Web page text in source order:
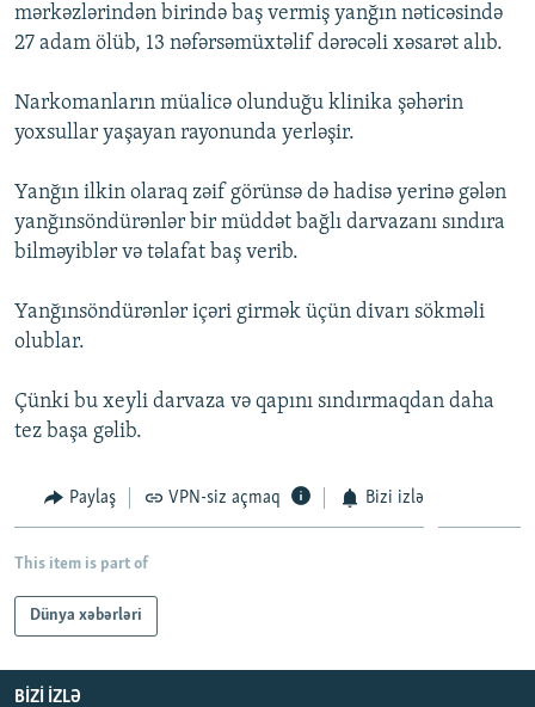
ARAŞDIRMA
VIDEO
İNFOQRAFIKA
KARIKATURA
RADIO ARXIV
AZƏRBAYCAN ƏDƏBIYYATI KITABXANASI
İSLAM VƏ DEMOKRATIYA
HAQQIMIZDA
MISSIYAMIZ
PEŞƏ ETIKASI VƏ JURNALISTIKA STANDARTLARIMIZ
AZADLIQRADIOSU MOBIL TELEFONUNUZDA
XƏBƏR BÜLLETENLƏRIMIZ
BIZI IZLƏ
RFE/RL-in bütün saytları
mərkəzlərindən birində baş vermiş yanğın nəticəsində
27 adam ölüb, 13 nəfərsəmüxtəlif dərəcəli xəsarət alıb.
Narkomanların müalicə olunduğu klinika şəhərin
yoxsullar yaşayan rayonunda yerləşir.
Yanğın ilkin olaraq zəif görünsə də hadisə yerinə gələn
yanğınsöndürənlər bir müddət bağlı darvazanı sındıra
bilməyiblər və təlafat baş verib.
Yanğınsöndürənlər içəri girmək üçün divarı sökməli
olublar.
Çünki bu xeyli darvaza və qapını sındırmaqdan daha
tez başa gəlib.
Paylaş VPN-siz açmaq Bizi izlə
This item is part of
Dünya xəbərləri
BIZI IZLƏ